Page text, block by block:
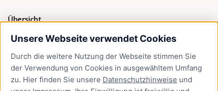
Unsere Webseite verwendet Cookies
Durch die weitere Nutzung der Webseite stimmen Sie
der Verwendung von Cookies in ausgewähltem Umfang
zu. Hier finden Sie unsere Datenschutzhinweise und
Übersicht
Bürgerservice
Presse
Newsletter Lübeck:kompakt